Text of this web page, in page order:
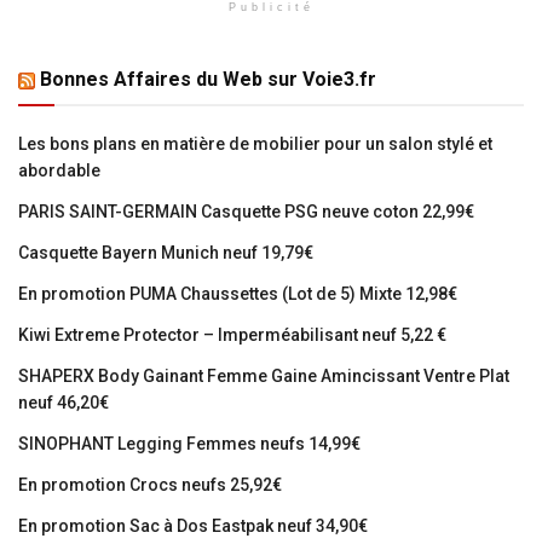
Publicité
Bonnes Affaires du Web sur Voie3.fr
Les bons plans en matière de mobilier pour un salon stylé et
abordable
PARIS SAINT-GERMAIN Casquette PSG neuve coton 22,99€
Casquette Bayern Munich neuf 19,79€
En promotion PUMA Chaussettes (Lot de 5) Mixte 12,98€
Kiwi Extreme Protector – Imperméabilisant neuf 5,22 €
SHAPERX Body Gainant Femme Gaine Amincissant Ventre Plat
neuf 46,20€
SINOPHANT Legging Femmes neufs 14,99€
En promotion Crocs neufs 25,92€
En promotion Sac à Dos Eastpak neuf 34,90€